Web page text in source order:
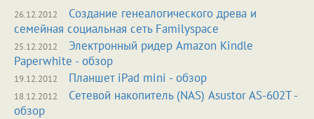
26.12.2012
Создание генеалогического древа и
семейная социальная сеть Familyspace
25.12.2012
Электронный ридер Amazon Kindle
Paperwhite - обзор
19.12.2012 Планшет iPad mini - обзор
18.12.2012
Сетевой накопитель (NAS) Asustor AS-602T -
обзор